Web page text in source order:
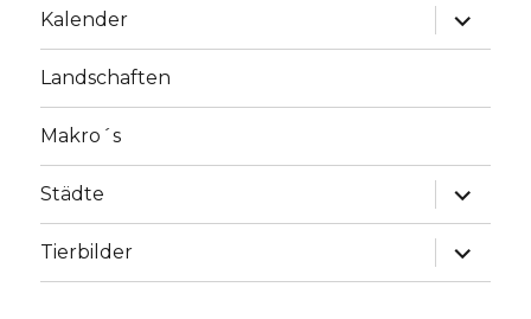
Kalender
Landschaften
Makro´s
Städte
Tierbilder